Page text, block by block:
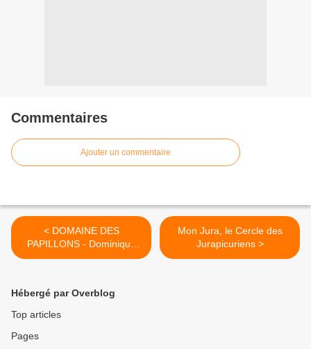
Commentaires
Ajouter un commentaire
< DOMAINE DES
PAPILLONS - Dominique
RUI et Delphine NARDELLA
Mon Jura, le Cercle des
Jurapicuriens >
Hébergé par Overblog
Top articles
Pages